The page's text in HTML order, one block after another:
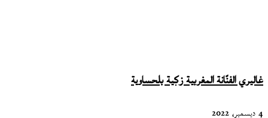
غاليري الفنّانة المغربية زكية بلحساوية
4 ديسمبر، 2022